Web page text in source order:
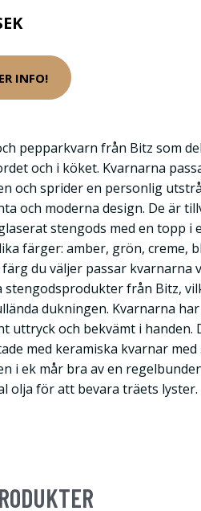
INFO!
pepparkvarn från Bitz som
och i köket. Kvarnarna
och sprider en personlig
och moderna design. De är
stengods med en topp i
färger: amber, grön, creme,
du väljer passar kvarnarna
stengodsprodukter från Bitz,
dukningen. Kvarnarna
uttryck och bekvämt i handen.
med keramiska kvarnar med
i ek mår bra av en
olja för att bevara träets lyster.